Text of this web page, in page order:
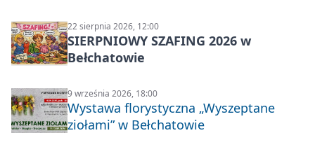
22 sierpnia 2026, 12:00
SIERPNIOWY SZAFING 2026 w
Bełchatowie
9 września 2026, 18:00
Wystawa florystyczna „Wyszeptane
ziołami” w Bełchatowie